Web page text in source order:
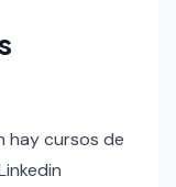
hay cursos de